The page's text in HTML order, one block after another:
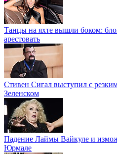
Танцы на яхте вышли боком:
арестовать
Стивен Сигал выступил с
Зеленском
Падение Лаймы Вайкуле и
Юрмале